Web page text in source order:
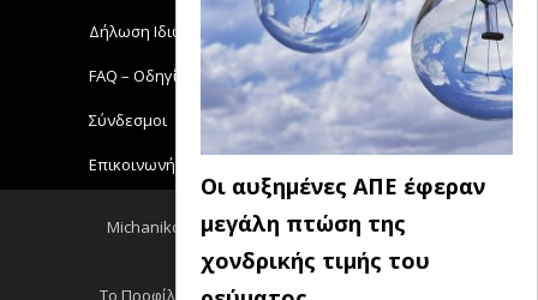
Οι αυξημένες ΑΠΕ έφεραν
μεγάλη πτώση της
χονδρικής τιμής του
Δήλωση Ιδιωτικότητας
FAQ – Οδηγίες Χρήσης
Σύνδεσμοι
Επικοινωνήστε με το Michanikos-Online
Michanikos-Online 2018 - All Rights Reserved
Back to top
Το Προφίλ μου
Log out